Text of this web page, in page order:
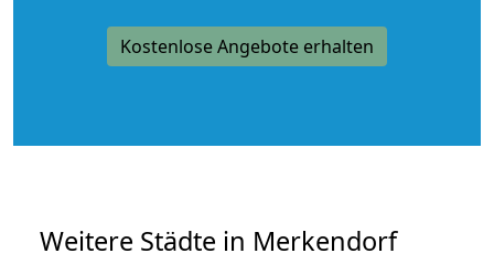
Kostenlose Angebote erhalten
Weitere Städte in Merkendorf